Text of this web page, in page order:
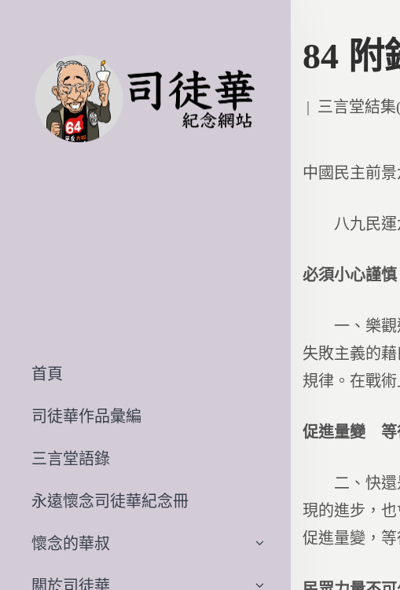
首頁
司徒華作品彙編
三言堂語錄
永遠懷念司徒華紀念冊
懷念的華叔
關於司徒華
84 附
Posted
三言堂結
中國民主前景
八九民運六
必須小心謹慎
一、樂觀還
失敗主義的
規律。在戰
促進量變 等
二、快還是
現的進步，
促進量變，等